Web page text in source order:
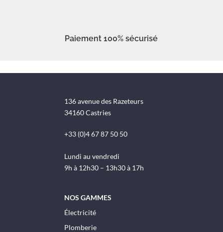
Paiement 100% sécurisé
136 avenue des Razeteurs
34160 Castries
+33 (0)4 67 87 50 50
Lundi au vendredi
9h à 12h30 – 13h30 à 17h
NOS GAMMES
Électricité
Plomberie